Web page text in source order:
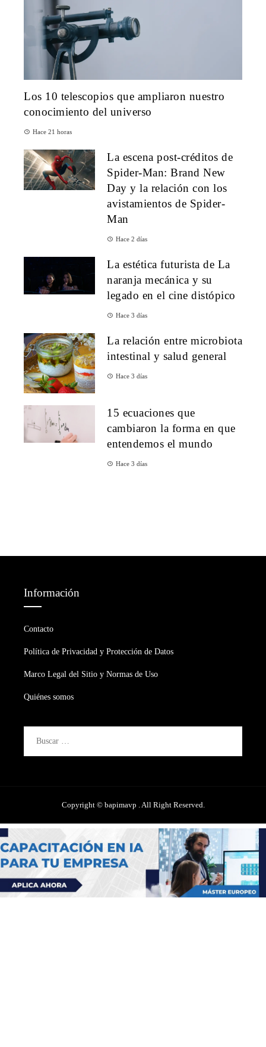
Los 10 telescopios que ampliaron nuestro
conocimiento del universo
Hace 21 horas
La escena post-créditos de
Spider-Man: Brand New
Day y la relación con los
avistamientos de Spider-
Man
Hace 2 días
La estética futurista de La
naranja mecánica y su
legado en el cine distópico
Hace 3 días
La relación entre microbiota
intestinal y salud general
Hace 3 días
15 ecuaciones que
cambiaron la forma en que
entendemos el mundo
Hace 3 días
Información
Contacto
Política de Privacidad y Protección de Datos
Marco Legal del Sitio y Normas de Uso
Quiénes somos
Copyright © bapimavp . All Right Reserved.